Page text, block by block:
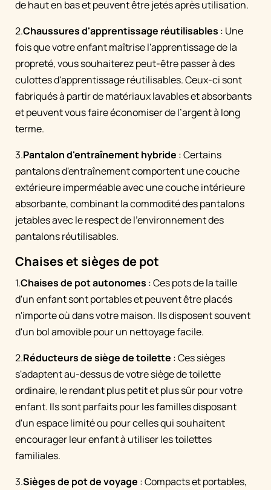
de haut en bas et peuvent être jetés après utilisation.
2.Chaussures d'apprentissage réutilisables : Une
fois que votre enfant maîtrise l'apprentissage de la
propreté, vous souhaiterez peut-être passer à des
culottes d'apprentissage réutilisables. Ceux-ci sont
fabriqués à partir de matériaux lavables et absorbants
et peuvent vous faire économiser de l’argent à long
terme.
3.Pantalon d'entraînement hybride : Certains
pantalons d'entraînement comportent une couche
extérieure imperméable avec une couche intérieure
absorbante, combinant la commodité des pantalons
jetables avec le respect de l'environnement des
pantalons réutilisables.
Chaises et sièges de pot
1.Chaises de pot autonomes : Ces pots de la taille
d'un enfant sont portables et peuvent être placés
n'importe où dans votre maison. Ils disposent souvent
d'un bol amovible pour un nettoyage facile.
2.Réducteurs de siège de toilette : Ces sièges
s'adaptent au-dessus de votre siège de toilette
ordinaire, le rendant plus petit et plus sûr pour votre
enfant. Ils sont parfaits pour les familles disposant
d'un espace limité ou pour celles qui souhaitent
encourager leur enfant à utiliser les toilettes
familiales.
3.Sièges de pot de voyage : Compacts et portables,